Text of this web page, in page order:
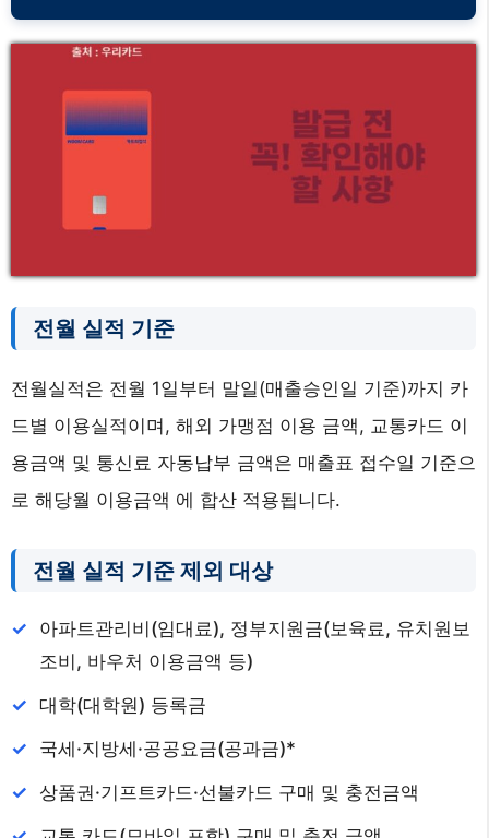
전월 실적 기준
전월실적은 전월 1일부터 말일(매출승인일 기준)까지 카
드별 이용실적이며, 해외 가맹점 이용 금액, 교통카드 이
용금액 및 통신료 자동납부 금액은 매출표 접수일 기준으
로 해당월 이용금액 에 합산 적용됩니다.
전월 실적 기준 제외 대상
아파트관리비(임대료), 정부지원금(보육료, 유치원보
조비, 바우처 이용금액 등)
대학(대학원) 등록금
국세·지방세·공공요금(공과금)*
상품권·기프트카드·선불카드 구매 및 충전금액